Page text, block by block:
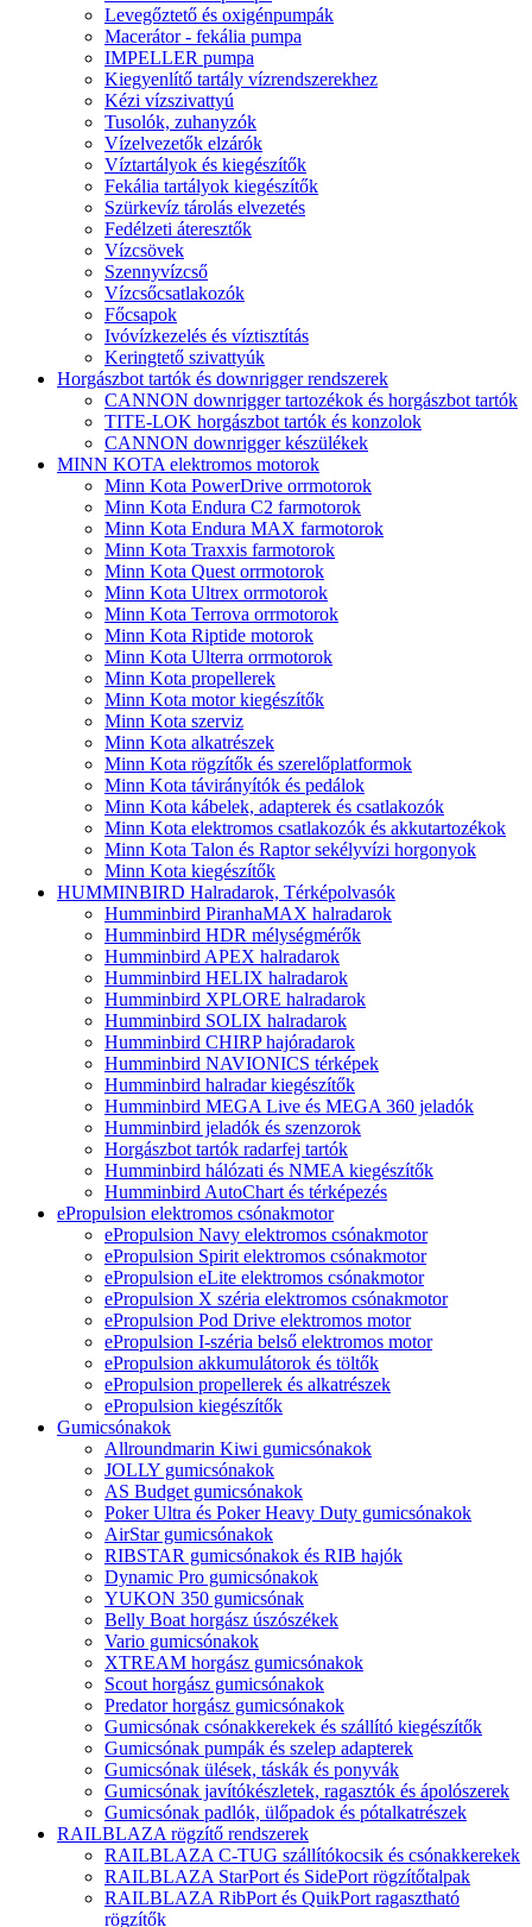
Levegőztető és oxigénpumpák
Macerátor - fekália pumpa
IMPELLER pumpa
Kiegyenlítő tartály vízrendszerekhez
Kézi vízszivattyú
Tusolók, zuhanyzók
Vízelvezetők elzárók
Víztartályok és kiegészítők
Fekália tartályok kiegészítők
Szürkevíz tárolás elvezetés
Fedélzeti áteresztők
Vízcsövek
Szennyvízcső
Vízcsőcsatlakozók
Főcsapok
Ivóvízkezelés és víztisztítás
Keringtető szivattyúk
Horgászbot tartók és downrigger rendszerek
CANNON downrigger tartozékok és horgászbot tartók
TITE-LOK horgászbot tartók és konzolok
CANNON downrigger készülékek
MINN KOTA elektromos motorok
Minn Kota PowerDrive orrmotorok
Minn Kota Endura C2 farmotorok
Minn Kota Endura MAX farmotorok
Minn Kota Traxxis farmotorok
Minn Kota Quest orrmotorok
Minn Kota Ultrex orrmotorok
Minn Kota Terrova orrmotorok
Minn Kota Riptide motorok
Minn Kota Ulterra orrmotorok
Minn Kota propellerek
Minn Kota motor kiegészítők
Minn Kota szerviz
Minn Kota alkatrészek
Minn Kota rögzítők és szerelőplatformok
Minn Kota távirányítók és pedálok
Minn Kota kábelek, adapterek és csatlakozók
Minn Kota elektromos csatlakozók és akkutartozékok
Minn Kota Talon és Raptor sekélyvízi horgonyok
Minn Kota kiegészítők
HUMMINBIRD Halradarok, Térképolvasók
Humminbird PiranhaMAX halradarok
Humminbird HDR mélységmérők
Humminbird APEX halradarok
Humminbird HELIX halradarok
Humminbird XPLORE halradarok
Humminbird SOLIX halradarok
Humminbird CHIRP hajóradarok
Humminbird NAVIONICS térképek
Humminbird halradar kiegészítők
Humminbird MEGA Live és MEGA 360 jeladók
Humminbird jeladók és szenzorok
Horgászbot tartók radarfej tartók
Humminbird hálózati és NMEA kiegészítők
Humminbird AutoChart és térképezés
ePropulsion elektromos csónakmotor
ePropulsion Navy elektromos csónakmotor
ePropulsion Spirit elektromos csónakmotor
ePropulsion eLite elektromos csónakmotor
ePropulsion X széria elektromos csónakmotor
ePropulsion Pod Drive elektromos motor
ePropulsion I-széria belső elektromos motor
ePropulsion akkumulátorok és töltők
ePropulsion propellerek és alkatrészek
ePropulsion kiegészítők
Gumicsónakok
Allroundmarin Kiwi gumicsónakok
JOLLY gumicsónakok
AS Budget gumicsónakok
Poker Ultra és Poker Heavy Duty gumicsónakok
AirStar gumicsónakok
RIBSTAR gumicsónakok és RIB hajók
Dynamic Pro gumicsónakok
YUKON 350 gumicsónak
Belly Boat horgász úszószékek
Vario gumicsónakok
XTREAM horgász gumicsónakok
Scout horgász gumicsónakok
Predator horgász gumicsónakok
Gumicsónak csónakkerekek és szállító kiegészítők
Gumicsónak pumpák és szelep adapterek
Gumicsónak ülések, táskák és ponyvák
Gumicsónak javítókészletek, ragasztók és ápolószerek
Gumicsónak padlók, ülőpadok és pótalkatrészek
RAILBLAZA rögzítő rendszerek
RAILBLAZA C-TUG szállítókocsik és csónakkerekek
RAILBLAZA StarPort és SidePort rögzítőtalpak
RAILBLAZA RibPort és QuikPort ragasztható
rögzítők